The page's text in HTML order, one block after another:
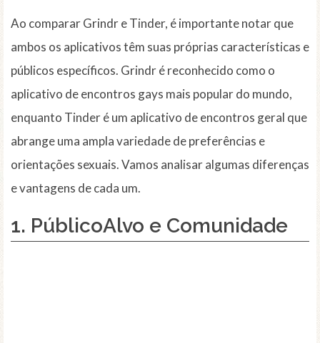
Ao comparar Grindr e Tinder, é importante notar que
ambos os aplicativos têm suas próprias características e
públicos específicos. Grindr é reconhecido como o
aplicativo de encontros gays mais popular do mundo,
enquanto Tinder é um aplicativo de encontros geral que
abrange uma ampla variedade de preferências e
orientações sexuais. Vamos analisar algumas diferenças
e vantagens de cada um.
1. PúblicoAlvo e Comunidade